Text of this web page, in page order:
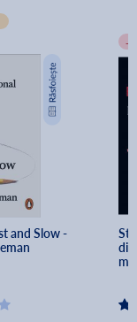
and Slow -
-